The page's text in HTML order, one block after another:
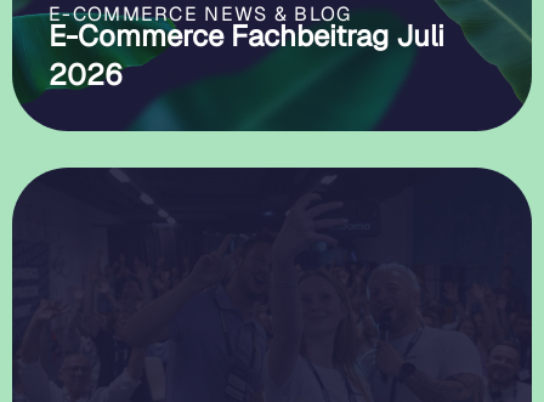
E-COMMERCE NEWS & BLOG
E-Commerce Fachbeitrag Juli
2026